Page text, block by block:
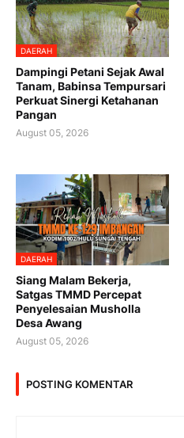
DAERAH
Dampingi Petani Sejak Awal
Tanam, Babinsa Tempursari
Perkuat Sinergi Ketahanan
Pangan
August 05, 2026
DAERAH
Siang Malam Bekerja,
Satgas TMMD Percepat
Penyelesaian Musholla
Desa Awang
August 05, 2026
POSTING KOMENTAR